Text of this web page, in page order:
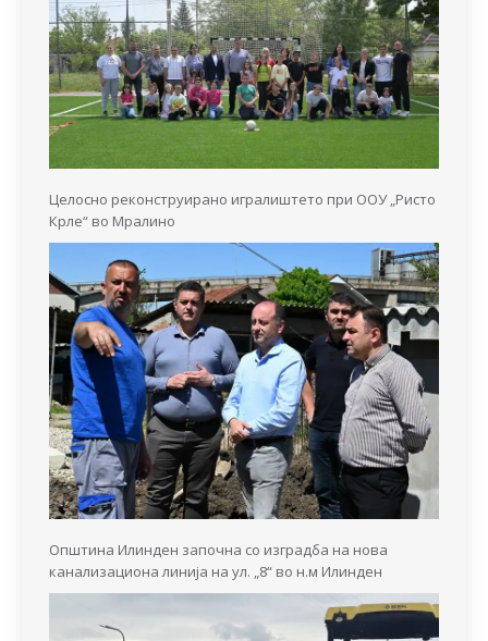
Целосно реконструирано игралиштето при ООУ „Ристо
Крле“ во Мралино
Општина Илинден започна со изградба на нова
канализациона линија на ул. „8“ во н.м Илинден